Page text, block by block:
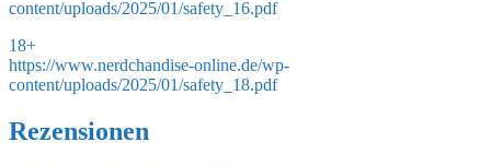
content/uploads/2025/01/safety_16.pdf
18+
https://www.nerdchandise-online.de/wp-
content/uploads/2025/01/safety_18.pdf
Rezensionen